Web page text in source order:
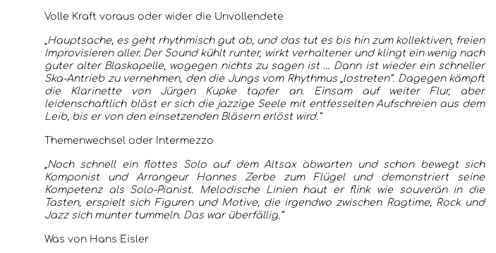
Volle Kraft voraus oder wider die Unvollendete
„Hauptsache, es geht rhythmisch gut ab, und das tut es bis hin zum kollektiven, freien
Improvisieren aller. Der Sound kühlt runter, wirkt verhaltener und klingt ein wenig nach
guter alter Blaskapelle, wogegen nichts zu sagen ist … Dann ist wieder ein schneller
Ska-Antrieb zu vernehmen, den die Jungs vom Rhythmus „lostreten“. Dagegen kämpft
die Klarinette von Jürgen Kupke tapfer an. Einsam auf weiter Flur, aber
leidenschaftlich bläst er sich die jazzige Seele mit entfesselten Aufschreien aus dem
Leib, bis er von den einsetzenden Bläsern erlöst wird.“
Themenwechsel oder Intermezzo
„Noch schnell ein flottes Solo auf dem Altsax abwarten und schon bewegt sich
Komponist und Arrangeur Hannes Zerbe zum Flügel und demonstriert seine
Kompetenz als Solo-Pianist. Melodische Linien haut er flink wie souverän in die
Tasten, erspielt sich Figuren und Motive, die irgendwo zwischen Ragtime, Rock und
Jazz sich munter tummeln. Das war überfällig.“
Was von Hans Eisler